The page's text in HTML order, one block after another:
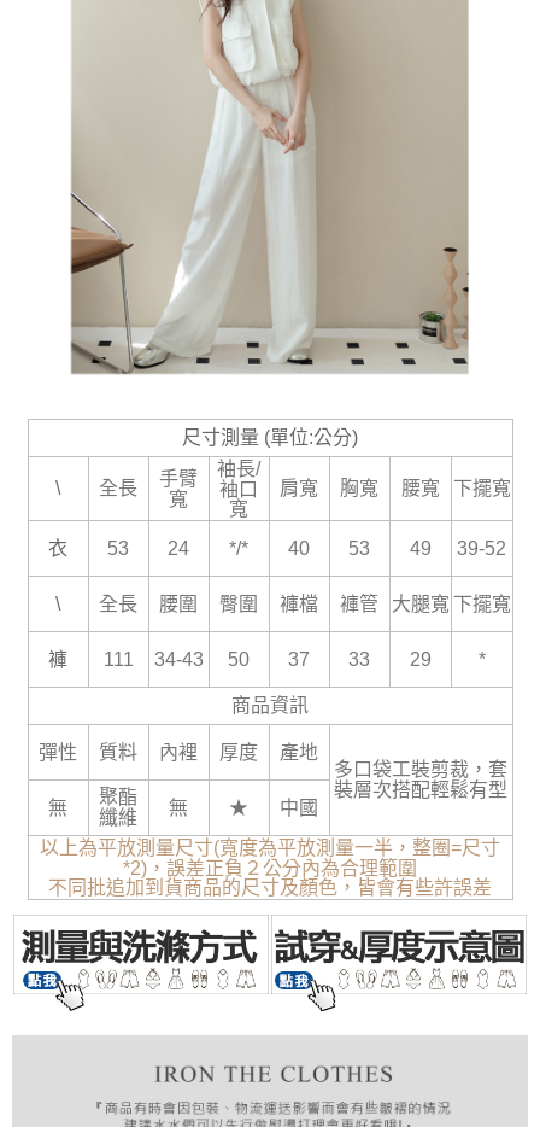
尺寸測量 (單位:公分)
\ 全長
手臂
寬
袖長/
袖口
寬
肩寬 胸寬 腰寬 下擺寬
衣 53 24 */* 40 53 49 39-52
\ 全長 腰圍 臀圍 褲檔 褲管 大腿寬 下擺寬
褲 111 34-43 50 37 33 29 *
商品資訊
彈性 質料 內裡 厚度
產地
多口袋工裝剪裁，套
裝層次搭配輕鬆有型
無
聚酯
纖維
無 ★
中國
以上為平放測量尺寸(寬度為平放測量一半，整圈=尺寸
*2)，誤差正負２公分內為合理範圍
不同批追加到貨商品的尺寸及顏色，皆會有些許誤差